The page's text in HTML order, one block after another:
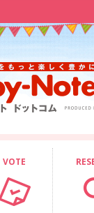
VOTE